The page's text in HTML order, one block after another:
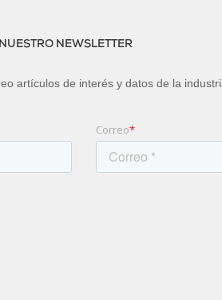
NEWSLETTER
artículos de interés y datos de la
Correo*